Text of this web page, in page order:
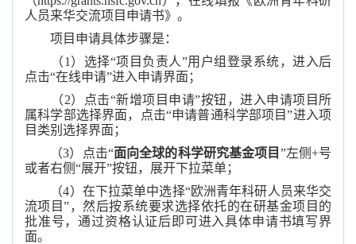
人员来华交流项目申请书》。
项目申请具体步骤是：
（1）选择“项目负责人”用户组登录系统，进入后
点击“在线申请”进入申请界面；
（2）点击“新增项目申请”按钮，进入申请项目所
属科学部选择界面，点击“申请普通科学部项目”进入项
目类别选择界面；
（3）点击“面向全球的科学研究基金项目 ”左侧+号
或者右侧“展开”按钮，展开下拉菜单；
（4）在下拉菜单中选择“欧洲青年科研人员来华交
流项目”，然后按系统要求选择依托的在研基金项目的
批准号，通过资格认证后即可进入具体申请书填写界
面。